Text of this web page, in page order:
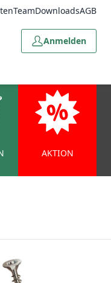
TeamDownloadsAGB
Anmelden
AKTION